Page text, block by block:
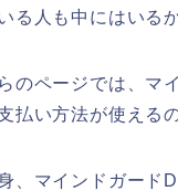
る人も中にはいる
のページでは、マ
払い方法が使える
、マインドガード